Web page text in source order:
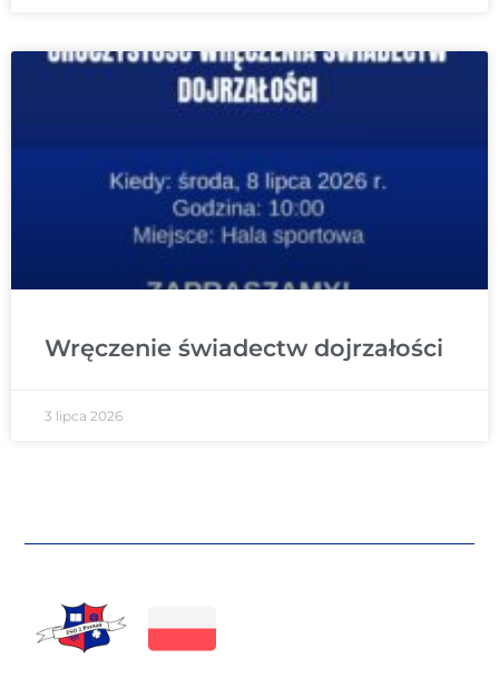
Wręczenie świadectw dojrzałości
3 lipca 2026